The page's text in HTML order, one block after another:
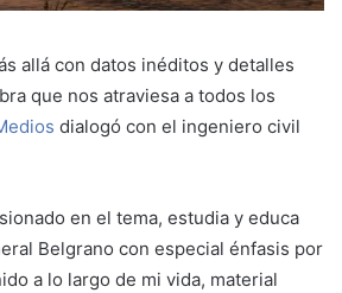
allá con datos inéditos y detalles
que nos atraviesa a todos los
dialogó con el ingeniero civil
en el tema, estudia y educa
Belgrano con especial énfasis por
a lo largo de mi vida, material